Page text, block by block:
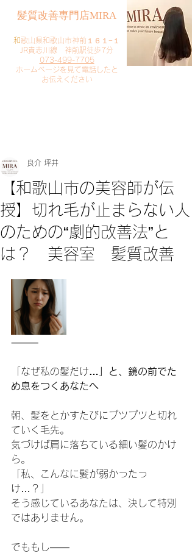
​髪質改善専門店MIRA
​和歌山県和歌山市神前１６１−１
JR貴志川線 神前駅徒歩7分
073-499-7705
​ホームページを見て電話したと
お伝えください
【和歌山市の美容師が伝
授】切れ毛が止まらない人
のための“劇的改善法”と
は？ 美容室 髪質改善
良介 坪井
⸻
「なぜ私の髪だけ …」と、鏡の前でた
め息をつくあなたへ
朝、髪をとかすたびにプツプツと切れ
ていく毛先。
気づけば肩に落ちている細い髪のかけ
ら。
「私、こんなに髪が弱かったっ
け…？」
そう感じているあなたは、決して特別
ではありません。
でももし――